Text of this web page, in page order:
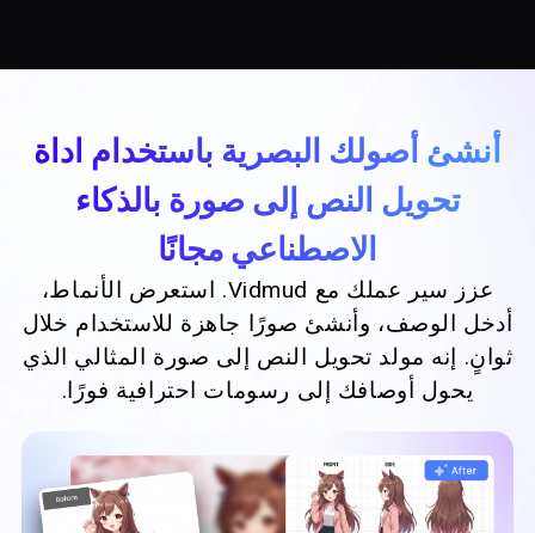
أنشئ أصولك البصرية باستخدام اداة
تحويل النص إلى صورة بالذكاء
الاصطناعي مجانًا
عزز سير عملك مع Vidmud. استعرض الأنماط،
أدخل الوصف، وأنشئ صورًا جاهزة للاستخدام خلال
ثوانٍ. إنه مولد تحويل النص إلى صورة المثالي الذي
يحول أوصافك إلى رسومات احترافية فورًا.